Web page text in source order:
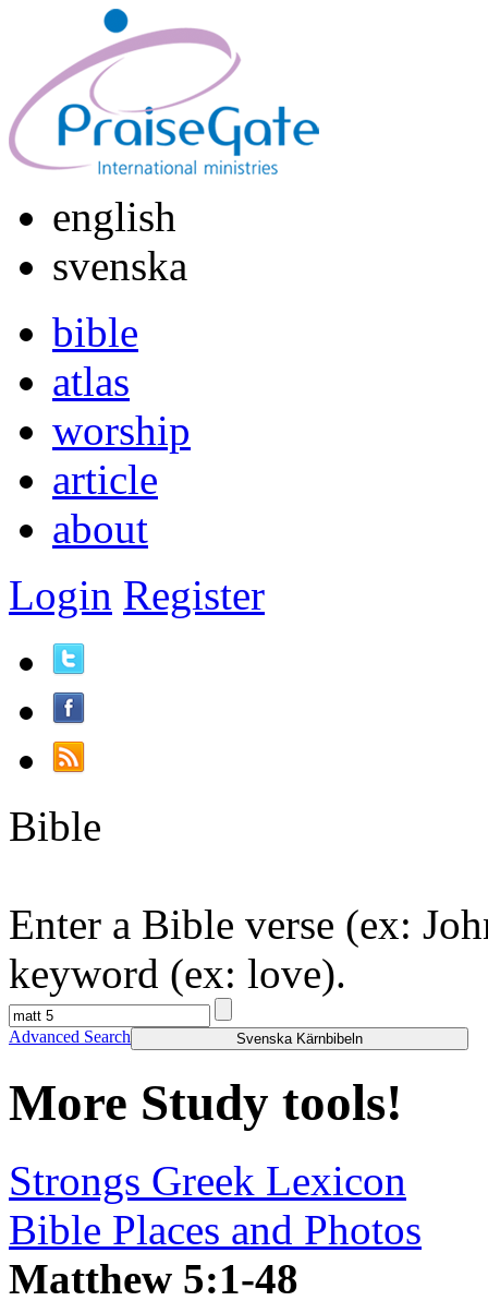
english
svenska
bible
atlas
worship
article
about
Login Register
Bible
Enter a Bible verse (ex:
keyword (ex: love).
Advanced Search Svenska Kärnbibeln
More Study tools!
Strongs Greek Lexicon
Bible Places and Photos
Matthew 5:1-48